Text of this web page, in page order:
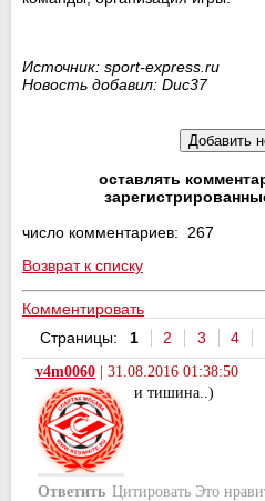
Источник: sport-express.ru
Новость добавил: Duc37
оставлять
число комментариев: 267
Возврат к списку
Комментировать
Страницы:
1 2 3 4
v4m0060 | 31.08.2016 01:38:50
и тишина..)
Ответить Цитировать Это